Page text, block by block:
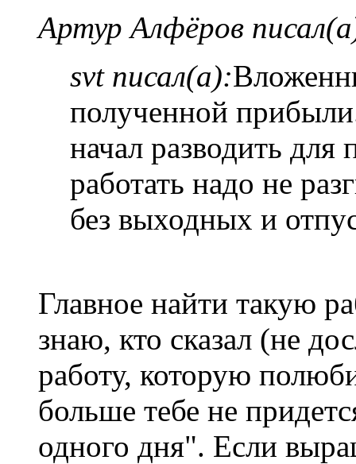
Артур Алфёров
svt писал(а):
полученной
начал разводить для
работать надо не
без выходных и
Главное найти такую
знаю, кто сказал (не
работу, которую
больше тебе не
одного дня". Если